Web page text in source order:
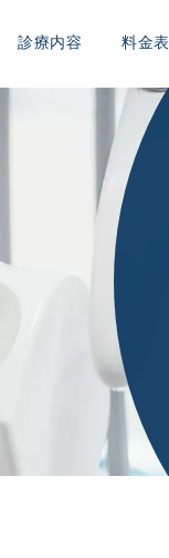
診療内容 料金表